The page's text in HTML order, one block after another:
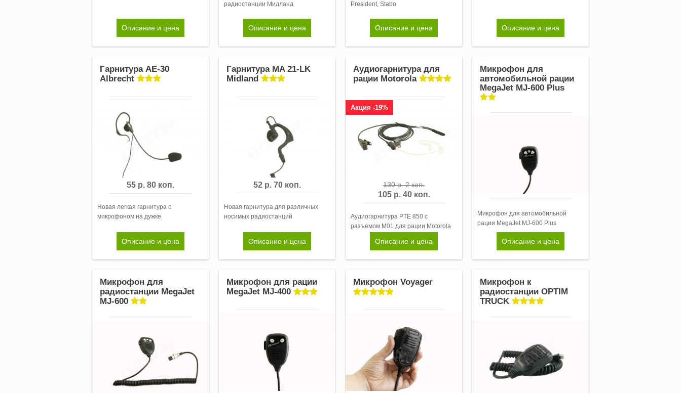
Описание и цена
радиостанции Мидланд
Описание и цена
President, Stabo
Описание и цена Описание и цена
Гарнитура AE-30
Albrecht
55 р. 80 коп.
Новая легкая гарнитура с
микрофоном на дужке.
Описание и цена
Гарнитура MA 21-LK
Midland
52 р. 70 коп.
Новая гарнитура для различных
носимых радиостанций
Описание и цена
Аудиогарнитура для
рации Motorola
Акция -19%
130 р. 2 коп.
105 р. 40 коп.
Аудиогарнитура PTE 850 с
разъемом M01 для рации Motorola
Описание и цена
Микрофон для
автомобильной рации
MegaJet MJ-600 Plus
Микрофон для автомобильной
рации MegaJet MJ-600 Plus
Описание и цена
Микрофон для
радиостанции MegaJet
MJ-600
Микрофон для рации
MegaJet MJ-400
Микрофон Voyager
Микрофон к
радиостанции OPTIM
TRUCK